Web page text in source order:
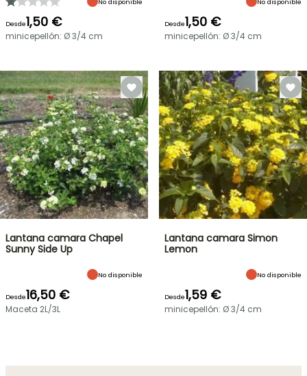
Desde1,50 €
minicepellón: Ø 3/4 cm
Desde1,50 €
minicepellón: Ø 3/4 cm
Lantana camara Chapel
Sunny Side Up
No disponible
Desde16,50 €
Maceta 2L/3L
Lantana camara Simon
Lemon
No disponible
Desde1,59 €
minicepellón: Ø 3/4 cm